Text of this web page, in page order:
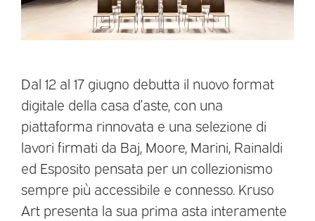
Dal 12 al 17 giugno debutta il nuovo format
digitale della casa d’aste, con una
piattaforma rinnovata e una selezione di
lavori firmati da Baj, Moore, Marini, Rainaldi
ed Esposito pensata per un collezionismo
sempre più accessibile e connesso. Kruso
Art presenta la sua prima asta interamente